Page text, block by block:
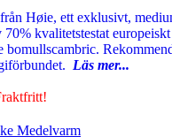
Høie, ett exklusivt,
kvalitetstestat
bomullscambric.
Läs mer...